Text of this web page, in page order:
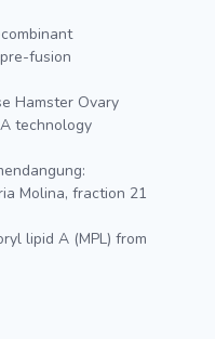
fusion
Hamster Ovary
technology
Molina, fraction 21
lipid A (MPL) from